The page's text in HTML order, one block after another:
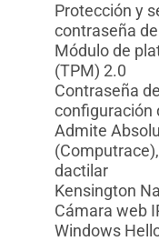
Protección y
contraseña
Módulo de
(TPM) 2.0
Contraseña
configuración
Admite
dactilar
Kensington
Cámara web
Windows